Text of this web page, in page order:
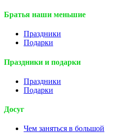
Братья наши меньшие
Праздники
Подарки
Праздники и подарки
Праздники
Подарки
Досуг
Чем заняться в большой